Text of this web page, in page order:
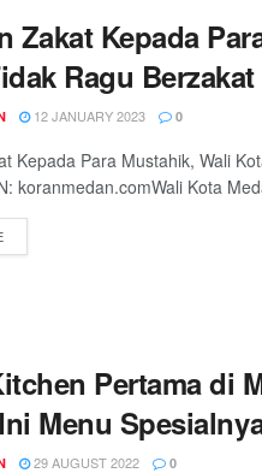
Zakat Kepada
Ragu
12 JANUARY 2023 0
Kepada Para Mustahik, Wali
koranmedan.comWali Kota
Pertama di
Menu
29 AUGUST 2022 0